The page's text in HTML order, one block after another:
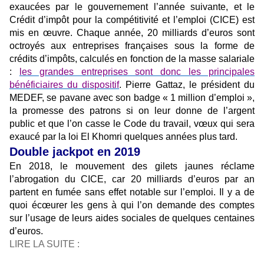
exaucées par le gouvernement l’année suivante, et le
Crédit d’impôt pour la compétitivité et l’emploi (CICE) est
mis en œuvre. Chaque année, 20 milliards d’euros sont
octroyés aux entreprises françaises sous la forme de
crédits d’impôts, calculés en fonction de la masse salariale
:
les grandes entreprises sont donc les principales
bénéficiaires du dispositif. Pierre Gattaz, le président du
MEDEF, se pavane avec son badge « 1 million d’emploi »,
la promesse des patrons si on leur donne de l’argent
public et que l’on casse le Code du travail, vœux qui sera
exaucé par la loi El Khomri quelques années plus tard.
Double jackpot en 2019
En 2018, le mouvement des gilets jaunes réclame
l’abrogation du CICE, car 20 milliards d’euros par an
partent en fumée sans effet notable sur l’emploi. Il y a de
quoi écœurer les gens à qui l’on demande des comptes
sur l’usage de leurs aides sociales de quelques centaines
d’euros.
LIRE LA SUITE :